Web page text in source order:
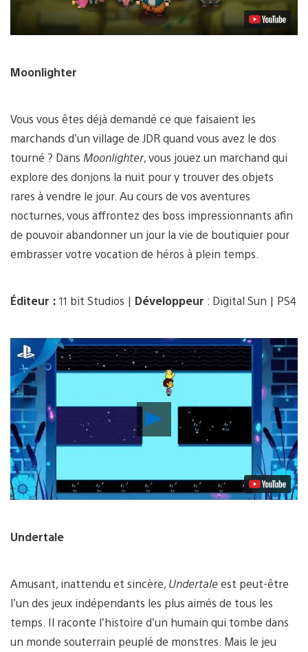
Moonlighter
Vous vous êtes déjà demandé ce que faisaient les
marchands d’un village de JDR quand vous avez le dos
tourné ? Dans Moonlighter, vous jouez un marchand qui
explore des donjons la nuit pour y trouver des objets
rares à vendre le jour. Au cours de vos aventures
nocturnes, vous affrontez des boss impressionnants afin
de pouvoir abandonner un jour la vie de boutiquier pour
embrasser votre vocation de héros à plein temps.
Éditeur : 11 bit Studios | Développeur : Digital Sun | PS4
Lancer
vidéo
Undertale
Amusant, inattendu et sincère, Undertaleest peut-être
l’un des jeux indépendants les plus aimés de tous les
temps. Il raconte l’histoire d’un humain qui tombe dans
un monde souterrain peuplé de monstres. Mais le jeu